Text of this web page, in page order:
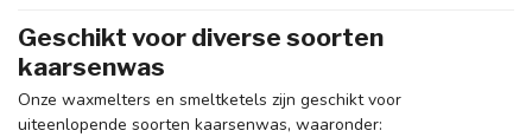
Geschikt voor diverse soorten
kaarsenwas
Onze waxmelters en smeltketels zijn geschikt voor
uiteenlopende soorten kaarsenwas, waaronder: